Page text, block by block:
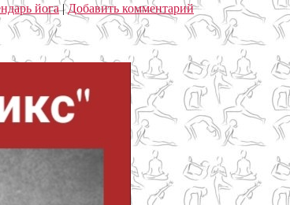
йога |Добавить комментарий